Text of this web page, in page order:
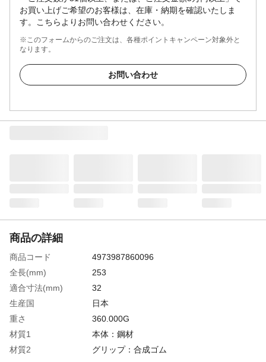
お買い上げご希望のお客様は、在庫・納期を確認いたしま
す。こちらよりお問い合わせください。
※このフォームからのご注文は、各種ポイントキャンペーン対象外と
なります。
お問い合わせ
商品の詳細
商品コード
4973987860096
全長(mm)
253
適合寸法(mm)
32
生産国
日本
重さ
360.000G
材質1
本体：鋼材
材質2
グリップ：合成ゴム